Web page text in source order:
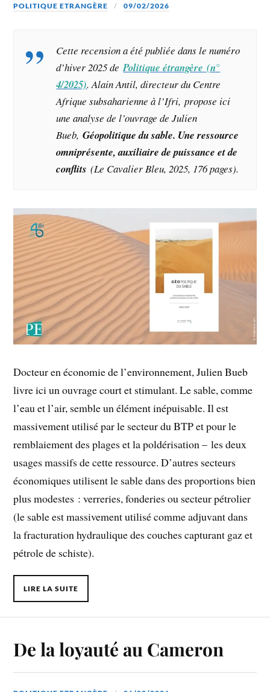
POLITIQUE ETRANGÈRE 09/02/2026
Cette recension a été publiée dans le numéro
d’hiver 2025 dePolitique étrangère (n°
4/2025). Alain Antil, directeur du Centre
Afrique subsaharienne à l’Ifri, propose ici
une analyse de l’ouvrage de Julien
Bueb, Géopolitique du sable. Une ressource
omniprésente, auxiliaire de puissance et de
conflits (Le Cavalier Bleu, 2025, 176 pages).
Docteur en économie de l’environnement, Julien Bueb
livre ici un ouvrage court et stimulant. Le sable, comme
l’eau et l’air, semble un élément inépuisable. Il est
massivement utilisé par le secteur du BTP et pour le
remblaiement des plages et la poldérisation – les deux
usages massifs de cette ressource. D’autres secteurs
économiques utilisent le sable dans des proportions bien
plus modestes : verreries, fonderies ou secteur pétrolier
(le sable est massivement utilisé comme adjuvant dans
la fracturation hydraulique des couches capturant gaz et
pétrole de schiste).
LIRE LA SUITE
De la loyauté au Cameron